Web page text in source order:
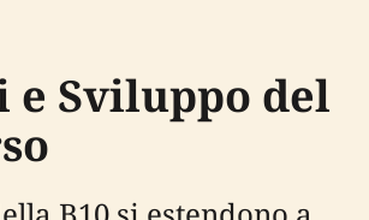
e Sviluppo del